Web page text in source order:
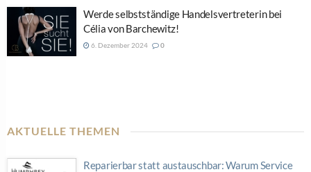
Werde selbstständige Handelsvertreterin bei
Célia von Barchewitz!
6. Dezember 2024 0
AKTUELLE THEMEN
Reparierbar statt austauschbar: Warum Service